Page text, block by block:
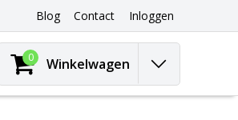
Blog Contact Inloggen
0 Winkelwagen